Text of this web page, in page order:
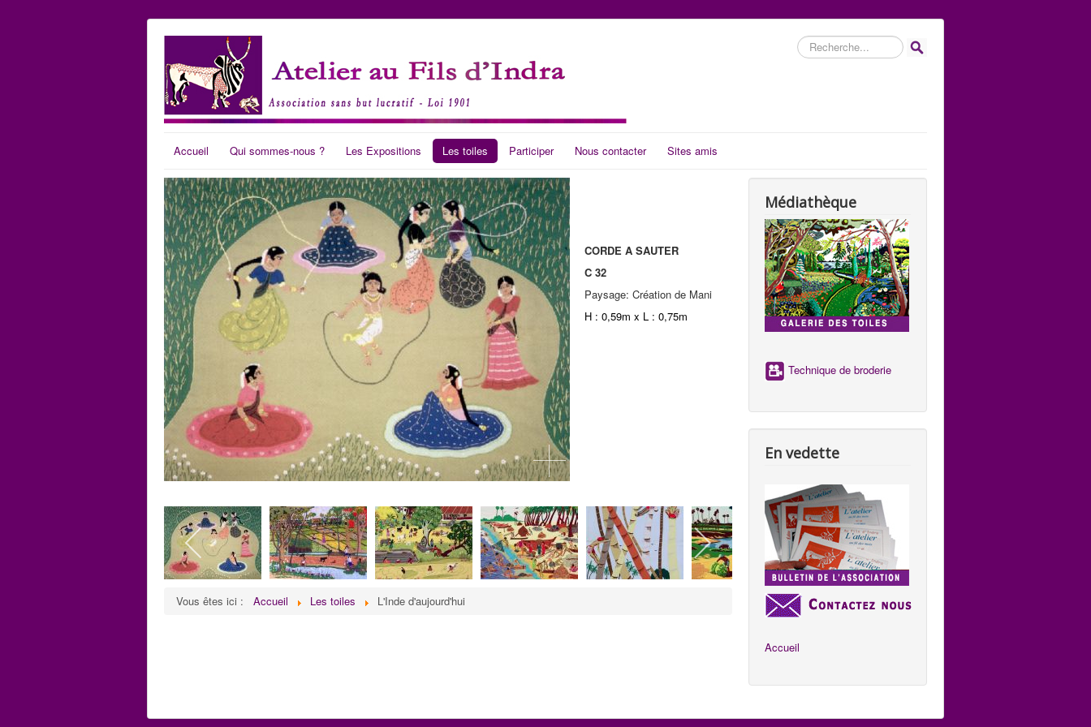
Rechercher
Accueil Qui sommes-nous ? Les Expositions Les toiles Participer Nous contacter Sites amis
CORDE A SAUTER
C 32
Paysage: Création de Mani
H : 0,59m x L : 0,75m
Vous êtes ici : Accueil Les toiles L'Inde d'aujourd'hui
Médiathèque
Technique de broderie
En vedette
Accueil